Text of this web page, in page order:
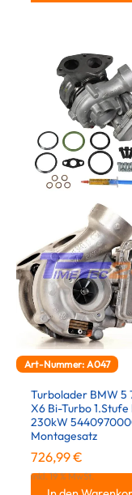
Art-Nummer: A047
Turbolader BMW 5
X6 Bi-Turbo 1.Stufe
230kW
Montagesatz
726,99€
inkl. 19 % MwSt.